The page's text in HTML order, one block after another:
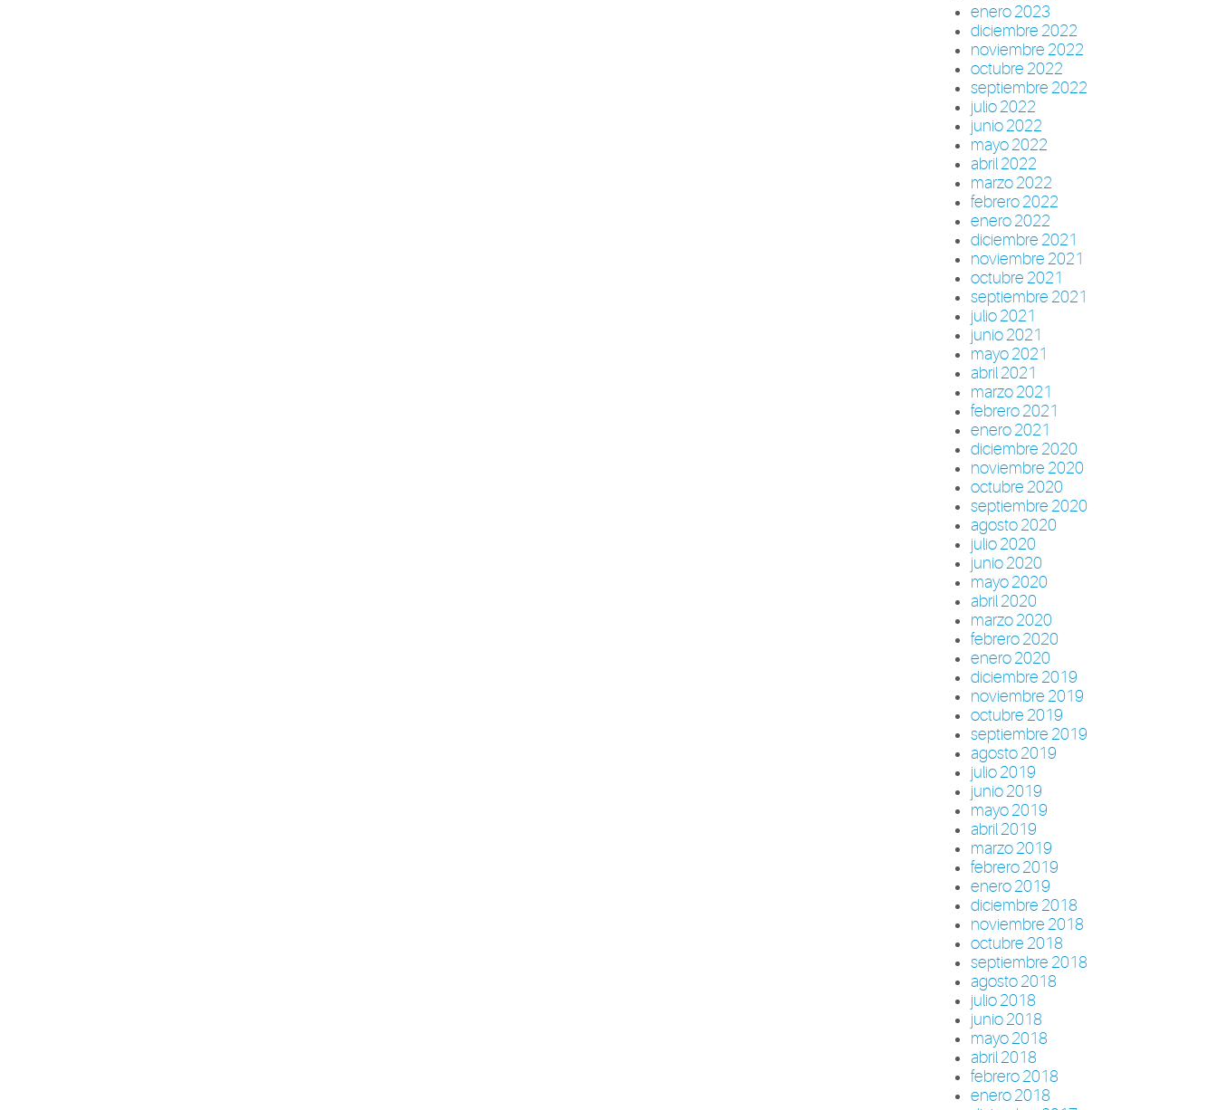
enero 2023
diciembre 2022
noviembre 2022
octubre 2022
septiembre 2022
julio 2022
junio 2022
mayo 2022
abril 2022
marzo 2022
febrero 2022
enero 2022
diciembre 2021
noviembre 2021
octubre 2021
septiembre 2021
julio 2021
junio 2021
mayo 2021
abril 2021
marzo 2021
febrero 2021
enero 2021
diciembre 2020
noviembre 2020
octubre 2020
septiembre 2020
agosto 2020
julio 2020
junio 2020
mayo 2020
abril 2020
marzo 2020
febrero 2020
enero 2020
diciembre 2019
noviembre 2019
octubre 2019
septiembre 2019
agosto 2019
julio 2019
junio 2019
mayo 2019
abril 2019
marzo 2019
febrero 2019
enero 2019
diciembre 2018
noviembre 2018
octubre 2018
septiembre 2018
agosto 2018
julio 2018
junio 2018
mayo 2018
abril 2018
febrero 2018
enero 2018